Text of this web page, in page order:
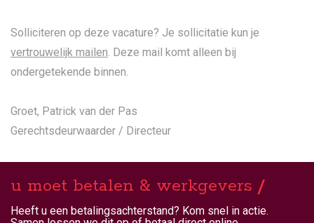
Solliciteren op deze vacature? Je sollicitatie kun je
vertrouwelijk mailen. Deze mail komt alleen bij
ondergetekende binnen.
Groet, Patrick van der Pas
Gerechtsdeurwaarder / Directeur
u moet betalen & werkgevers
Heeft u een betalingsachterstand? Kom snel in actie.